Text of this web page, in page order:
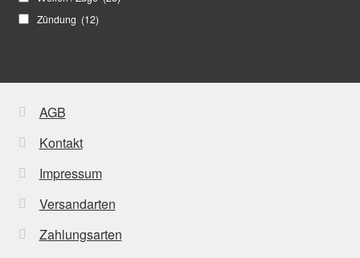
Zündung (12)
AGB
Kontakt
Impressum
Versandarten
Zahlungsarten